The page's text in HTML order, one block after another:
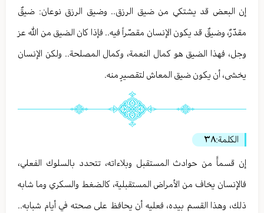
إن البعض قد يشتكي من ضيق الرزق.. وضيق الرزق نوعان: ضيقٌ
مقدّرٌ، وضيقٌ قد يكون الإنسان مقصّراً فيه.. فإذا كان الضيق من الله عز
وجل، فهذا الضيق هو كمال النعمة، وكمال المصلحة.. ولكن الإنسان
يخشى، أن يكون ضيق المعاش لتقصيرٍ منه.
الكلمة:٣٨
إن قسماًً من حوادث المستقبل وبلاءاته، تتحدد بالسلوك الفعلي،
فالإنسان يخاف من الأمراض المستقبلية، كالضغط والسكري وما شابه
ذلك، وهذا القسم بيده، فعليه أن يحافظ على صحته في أيام شبابه..